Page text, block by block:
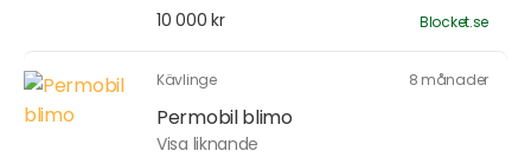
10 000 kr
Blocket.se
Kävlinge 8 månader
Permobil blimo
Visa liknande